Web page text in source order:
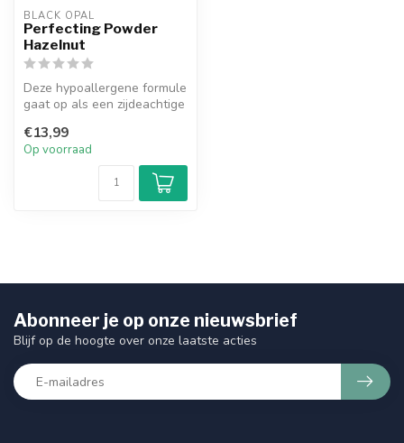
BLACK OPAL
Perfecting Powder
Hazelnut
Deze hypoallergene formule
gaat op als een zijdeachtige
€13,99
Op voorraad
Abonneer je op onze nieuwsbrief
Blijf op de hoogte over onze laatste acties